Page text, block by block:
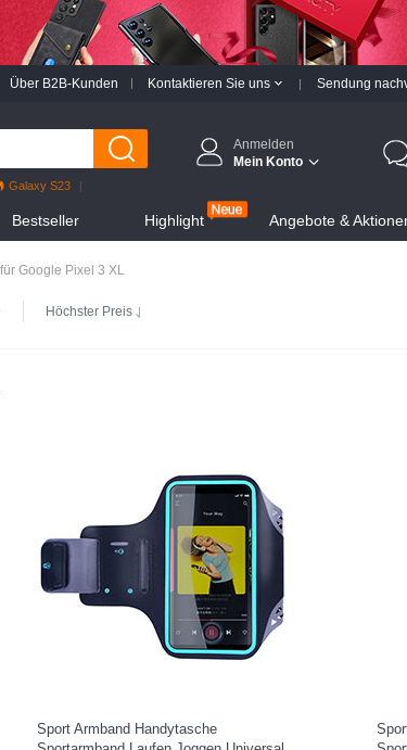
Über B2B-Kunden Kontaktieren Sie uns Sendung
Galaxy S23
Anmelden
Mein Konto
Bestseller Highlight Angebote &
Google Pixel 3 XL
Höchster Preis
Sport Armband Handytasche